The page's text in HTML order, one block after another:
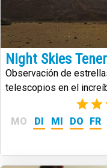
Night Skies
Observación de
telescopios en el
Nacional del Teide.
MO DI MI DO FR